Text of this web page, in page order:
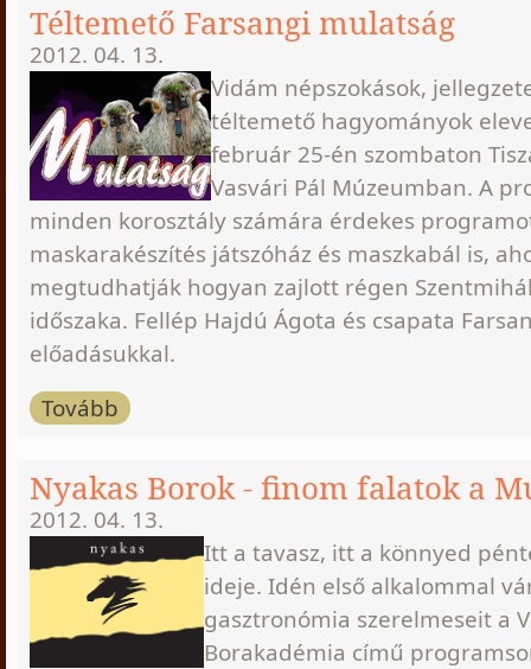
Téltemető Farsangi mulatság
2012. 04. 13.
Vidám népszokások,
téltemető hagyományok
február 25-én szombaton
Vasvári Pál Múzeumban. A
minden korosztály számára érdekes
maskarakészítés játszóház és maszkabál is,
megtudhatják hogyan zajlott régen
időszaka. Fellép Hajdú Ágota és csapata
előadásukkal.
Tovább
Nyakas Borok - finom falatok a
2012. 04. 13.
Itt a tavasz, itt a könnyed
ideje. Idén első alkalommal
gasztronómia szerelmeseit a
Borakadémia című